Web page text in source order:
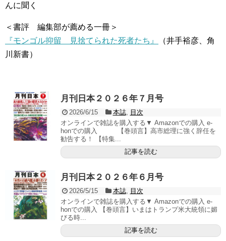
んに聞く
＜書評 編集部が薦める一冊＞
『モンゴル抑留 見捨てられた死者たち』
（井手裕彦、角
川新書）
月刊日本２０２６年７月号
2026/6/15 本誌, 目次
オンラインで雑誌を購入する▼ Amazonでの購入 e-
honでの購入 【巻頭言】高市総理に強く辞任を
勧告する！ 【特集...
記事を読む
月刊日本２０２６年６月号
2026/5/15 本誌, 目次
オンラインで雑誌を購入する▼ Amazonでの購入 e-
honでの購入 【巻頭言】いまはトランプ米大統領に媚
びる時...
記事を読む